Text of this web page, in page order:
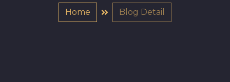
Home Blog Detail